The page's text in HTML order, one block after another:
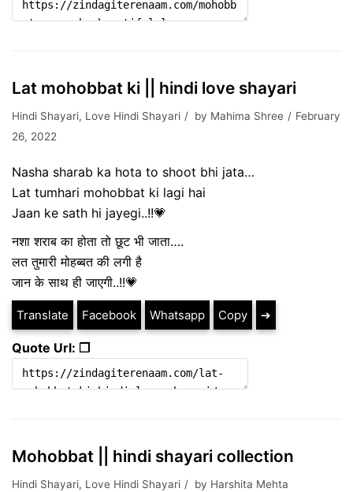
Lat mohobbat ki || hindi love shayari
Hindi Shayari, Love Hindi Shayari by Mahima Shree
February
26, 2022
Nasha sharab ka hota to shoot bhi jata…
Lat tumhari mohobbat ki lagi hai
Jaan ke sath hi jayegi..!!💗
नशा शराब का होता तो छूट भी जाता….
लत तुमारी मोहब्बत की लगी है
जान के साथ ही जाएगी..!!💗
Translate Facebook Whatsapp Copy ➔
Quote Url: ❐
Mohobbat || hindi shayari collection
Hindi Shayari, Love Hindi Shayari by Harshita Mehta